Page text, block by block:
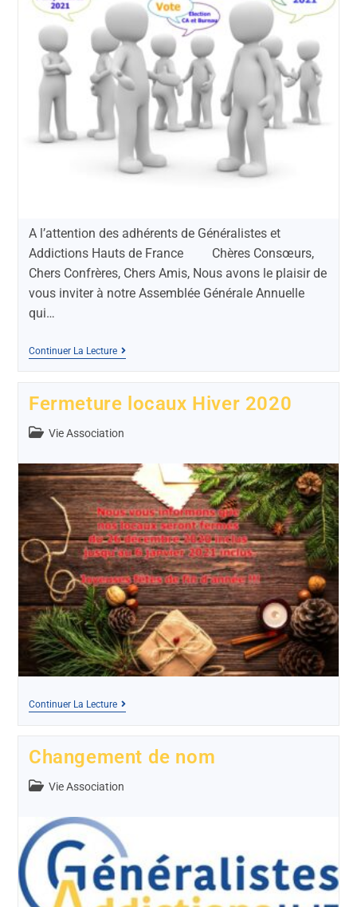
A l’attention des adhérents de Généralistes et
Addictions Hauts de France Chères Consœurs,
Chers Confrères, Chers Amis, Nous avons le plaisir de
vous inviter à notre Assemblée Générale Annuelle
qui…
Continuer La Lecture
Fermeture locaux Hiver 2020
Vie Association
Continuer La Lecture
Changement de nom
Vie Association